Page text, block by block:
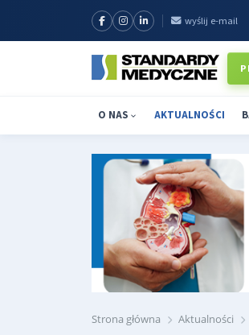
wyślij e-mail
O NAS AKTUALNOŚCI
Strona główna Aktualności